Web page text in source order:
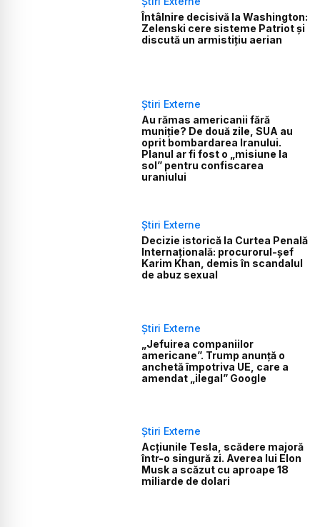
Întâlnire decisivă la Washington:
Zelenski cere sisteme Patriot și
discută un armistițiu aerian
Știri Externe
Au rămas americanii fără
muniție? De două zile, SUA au
oprit bombardarea Iranului.
Planul ar fi fost o „misiune la
sol” pentru confiscarea
uraniului
Știri Externe
Decizie istorică la Curtea Penală
Internațională: procurorul-șef
Karim Khan, demis în scandalul
de abuz sexual
Știri Externe
„Jefuirea companiilor
americane”. Trump anunță o
anchetă împotriva UE, care a
amendat „ilegal” Google
Știri Externe
Acțiunile Tesla, scădere majoră
într-o singură zi. Averea lui Elon
Musk a scăzut cu aproape 18
miliarde de dolari